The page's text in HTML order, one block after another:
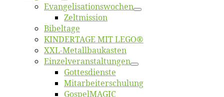
Evangelisa­tions­wo­chen
Zelt­mis­si­on
Bi­bel­ta­ge
KINDERTAGE MIT LEGO®
XXL-Me­­tal­l­­bau­­kas­­ten
Einzelver­an­stal­tungen
Got­tes­diens­te
Mitarbeiter­schulung
Gos­pel­MA­GIC